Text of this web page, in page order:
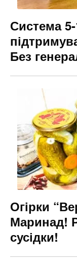
Система
Без
Огірки
Маринад!
сусідки!